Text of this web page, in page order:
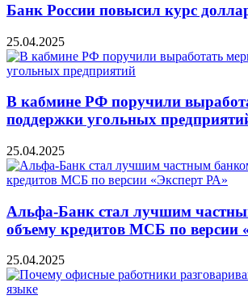
Банк России повысил курс
25.04.2025
В кабмине РФ поручили
поддержки угольных
25.04.2025
Альфа-Банк стал лучшим
объему кредитов МСБ по версии
25.04.2025